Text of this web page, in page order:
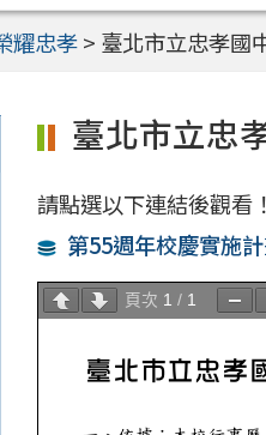
耀忠孝> 臺北市立忠孝國
臺北市立忠
請點選以下連結後觀看！
第55週年校慶實施
頁次 1 / 1